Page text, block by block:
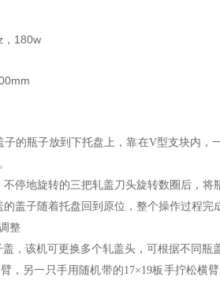
，180w
子的瓶子放到下托盘上，靠在V型支块内
停地旋转的三把轧盖刀头旋转数圈后，将
盖子随着托盘回到原位，整个操作过程完
整
，该机可更换多个轧盖头，可根据不同
，另一只手用随机带的17×19板手拧松横